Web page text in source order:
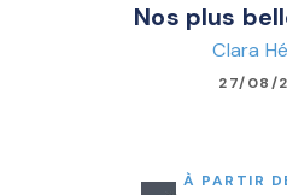
Nos plus
Clara
27/08/
À PARTIR